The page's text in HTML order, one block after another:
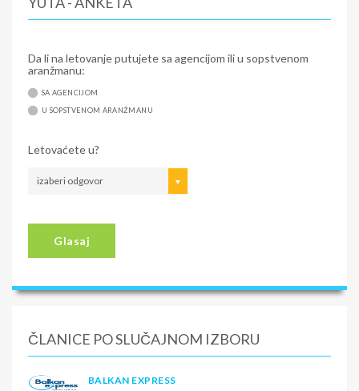
Da li na letovanje putujete sa agencijom ili u sopstvenom
aranžmanu:
SA AGENCIJOM
U SOPSTVENOM ARANŽMANU
Letovaćete u?
izaberi odgovor
Glasaj
ČLANICE PO SLUČAJNOM IZBORU
BALKAN EXPRESS